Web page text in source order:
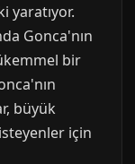
yaratıyor.
Gonca'nın
bir
büyük
için